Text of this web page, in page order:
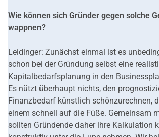
Wie können sich Gründer gegen solche
wappnen?
Leidinger: Zunächst einmal ist es
schon bei der Gründung selbst eine
Kapitalbedarfsplanung in den
Es nützt überhaupt nichts, den
Finanzbedarf künstlich schönzurechnen,
einem schnell auf die Füße. Gemeinsam
sollten Gründende daher ihre Kalkulation